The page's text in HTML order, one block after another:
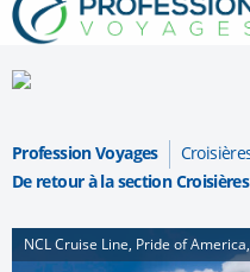
Profession Voyages
De retour à la section
NCL Cruise Line, Pride of